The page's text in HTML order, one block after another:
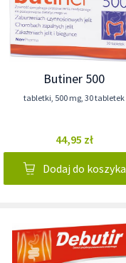
Butiner 500
tabletki, 500 mg, 30 tabletek
44,95 zł
Dodaj do koszyka